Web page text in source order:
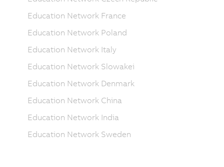
Education Network France
Education Network Poland
Education Network Italy
Education Network Slowakei
Education Network Denmark
Education Network China
Education Network India
Education Network Sweden